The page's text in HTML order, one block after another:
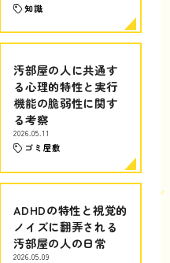
知識
汚部屋の人に共通す
る心理的特性と実行
機能の脆弱性に関す
る考察
2026.05.11
ゴミ屋敷
ADHDの特性と視覚的
ノイズに翻弄される
汚部屋の人の日常
2026.05.09